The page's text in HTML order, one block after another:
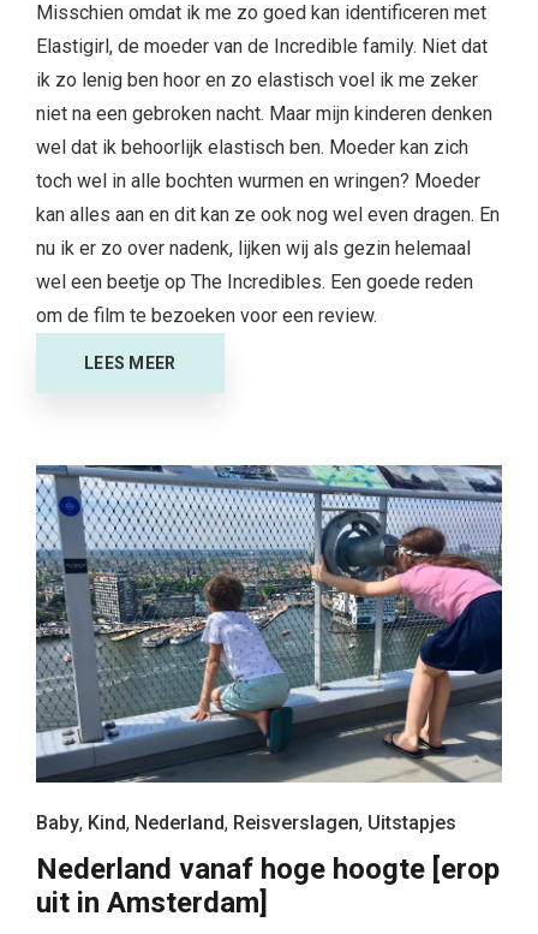
Misschien omdat ik me zo goed kan identificeren met
Elastigirl, de moeder van de Incredible family. Niet dat
ik zo lenig ben hoor en zo elastisch voel ik me zeker
niet na een gebroken nacht. Maar mijn kinderen denken
wel dat ik behoorlijk elastisch ben. Moeder kan zich
toch wel in alle bochten wurmen en wringen? Moeder
kan alles aan en dit kan ze ook nog wel even dragen. En
nu ik er zo over nadenk, lijken wij als gezin helemaal
wel een beetje op The Incredibles. Een goede reden
om de film te bezoeken voor een review.
LEES MEER
Baby, Kind, Nederland, Reisverslagen, Uitstapjes
Nederland vanaf hoge hoogte [erop
uit in Amsterdam]